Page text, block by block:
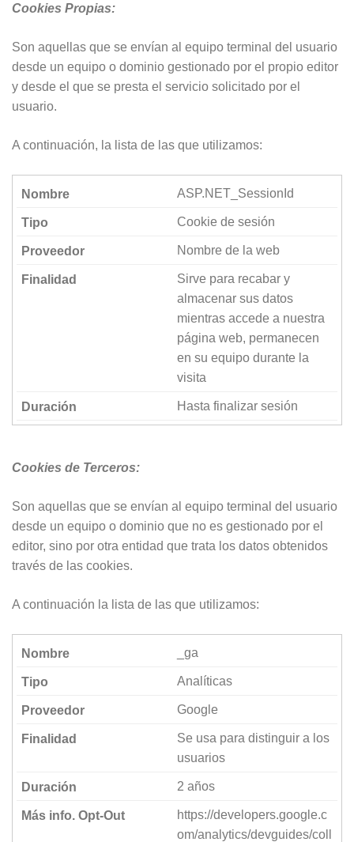
Cookies Propias:
Son aquellas que se envían al equipo terminal del usuario
desde un equipo o dominio gestionado por el propio editor
y desde el que se presta el servicio solicitado por el
usuario.
A continuación, la lista de las que utilizamos:
ASP.NET_SessionId
Cookie de sesión
Nombre de la web
Sirve para recabar y
almacenar sus datos
mientras accede a nuestra
página web, permanecen
en su equipo durante la
visita
Hasta finalizar sesión
Cookies de Terceros:
Son aquellas que se envían al equipo terminal del usuario
desde un equipo o dominio que no es gestionado por el
editor, sino por otra entidad que trata los datos obtenidos
través de las cookies.
A continuación la lista de las que utilizamos:
_ga
Analíticas
Google
Se usa para distinguir a los
usuarios
2 años
https://developers.google.c
om/analytics/devguides/coll
Necesarias
Estas cookies
no son
opcionales ya
para que el
funcione
correctamente.
Estadísticas
cookies se
Experiencia
Estas cookies
se usan para
de la web
rechazan,
puede que
algunas
funcionalidades
desaparezcan.
Al compartir tus
intereses y
mientras visitas
aumentas la
ver contenido y